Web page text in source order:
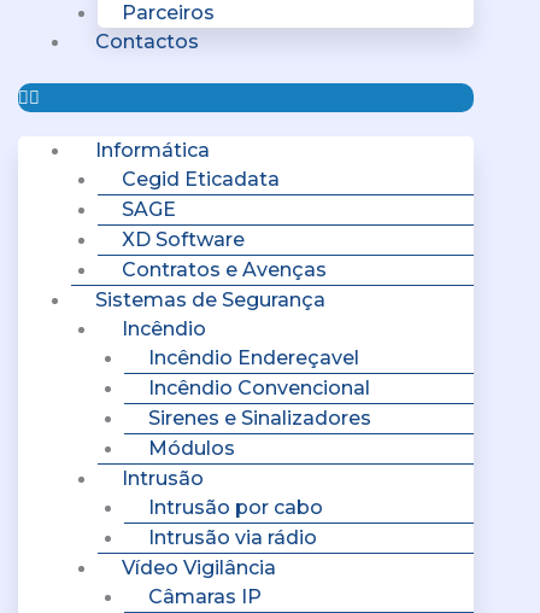
Parceiros
Contactos
Informática
Cegid Eticadata
SAGE
XD Software
Contratos e Avenças
Sistemas de Segurança
Incêndio
Incêndio Endereçavel
Incêndio Convencional
Sirenes e Sinalizadores
Módulos
Intrusão
Intrusão por cabo
Intrusão via rádio
Vídeo Vigilância
Câmaras IP